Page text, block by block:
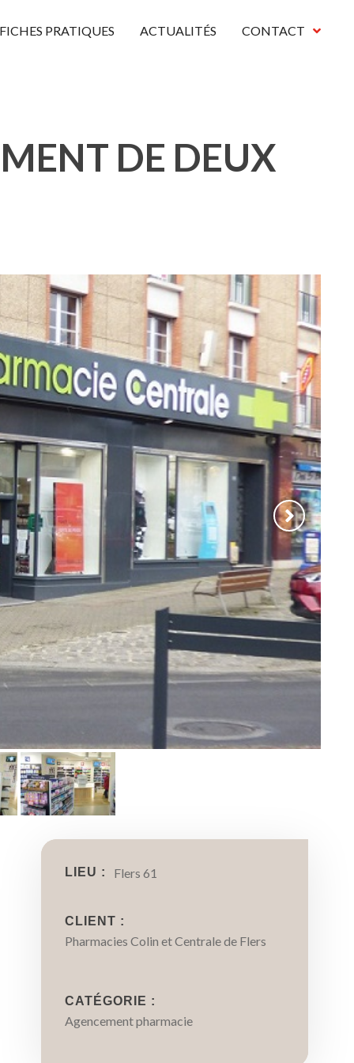
FICHES PRATIQUES ACTUALITÉS CONTACT
DE DEUX
LIEU : Flers 61
CLIENT :
Pharmacies Colin et Centrale de Flers
CATÉGORIE :
Agencement pharmacie